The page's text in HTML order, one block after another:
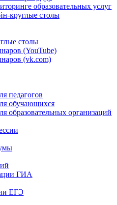
образовательных услуг
круглые столы
столы
(YouTube)
(vk.com)
педагогов
обучающихся
образовательных организаций
ГИА
ЕГЭ